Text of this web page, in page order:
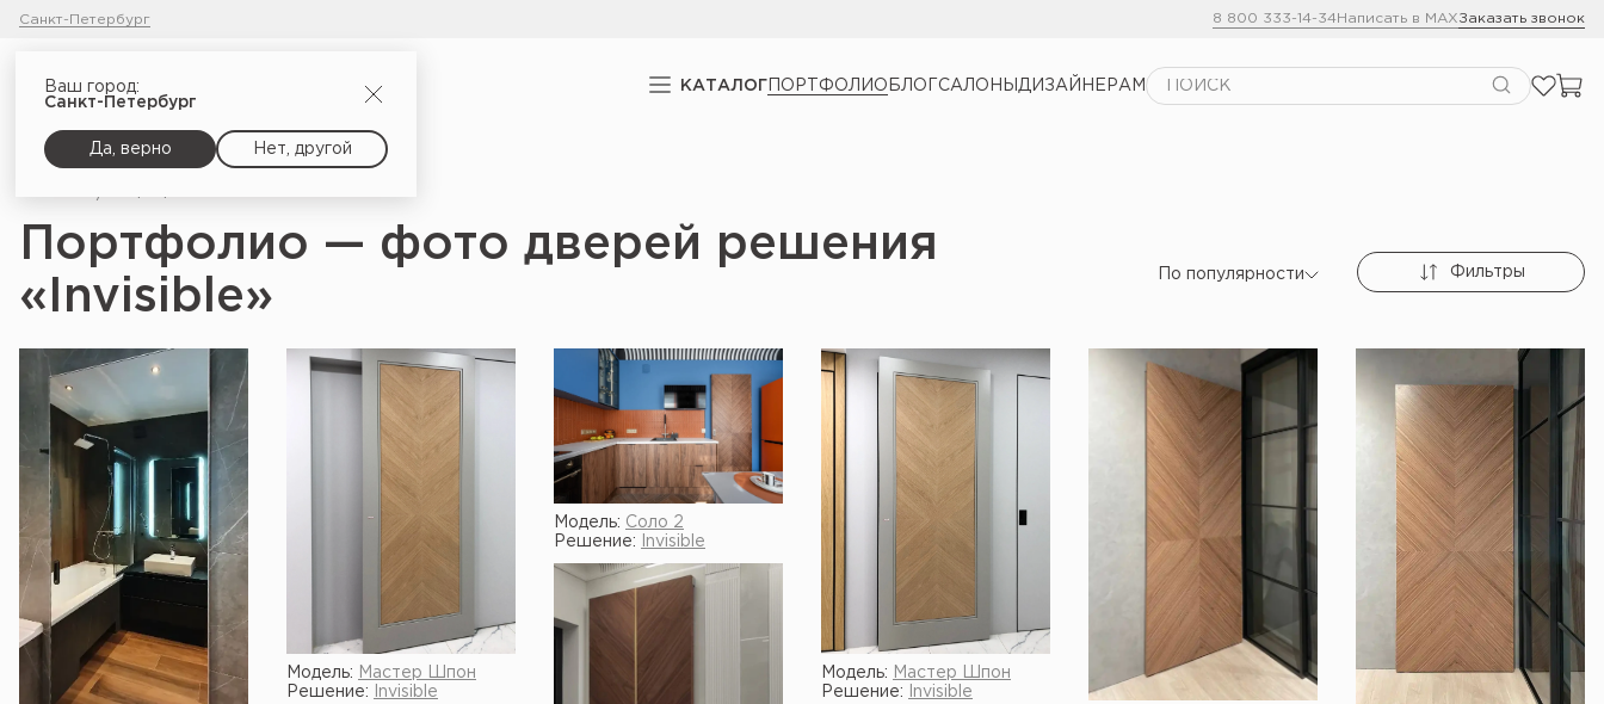
Санкт-Петербург 8 800 333-14-34Написать в MAXЗаказать звонок
КАТАЛОГ ПОРТФОЛИО БЛОГСАЛОНЫ ДИЗАЙНЕРАМ
Ваш город:
Санкт-Петербург
Да, верно Нет, другой
Портфолио — фото дверей решения
«Invisible»
По популярности Фильтры
Модель:
Мастер Шпон
Решение:
Invisible
Модель: Соло 2
Решение:
Invisible
Модель:
Мастер Шпон
Решение:
Invisible